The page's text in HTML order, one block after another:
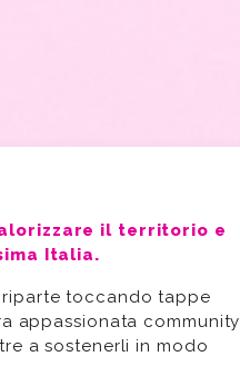
il territorio e
Italia.
riparte toccando tappe
appassionata community
a sostenerli in modo